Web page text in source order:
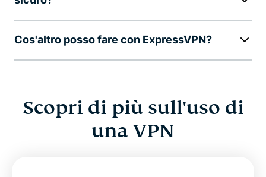
Cos'altro posso fare con ExpressVPN?
Scopri di più sull'uso di
una VPN